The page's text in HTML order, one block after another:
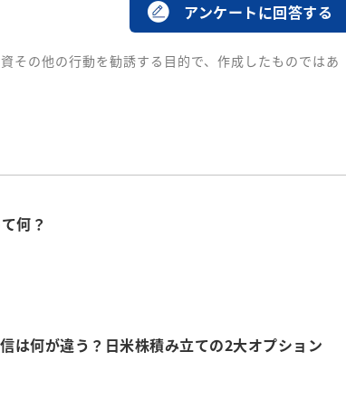
アンケートに回答する
その他の行動を勧誘する目的で、作成したものではあ
何？
は何が違う？日米株積み立ての2大オプション